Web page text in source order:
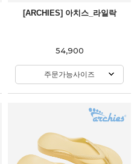
[ARCHIES] 아치스_라일락
54,900
주문가능사이즈